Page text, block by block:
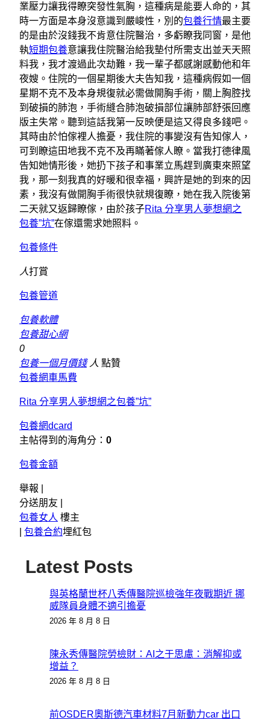
業壓力讓我得瞭突發性氣胸，這種病是能要人命的，其
時一方面是本身沒意識到嚴峻性，別的包養行情最主要
的是由於沒錢我不肯意住院醫治，多虧瞭我同窗，是他
執短期包養意讓我住院醫治給我墊付所需支出並天天照
料我，我才渡過此次劫難，我一輩子都感謝感動他和年
夜嫂。住院的一個星期後大夫告知我，這種病假如一個
星期不克不及本身規復就必需做開胸手術，關上胸腔找
到破損的肺泡，手術縫合肺泡破損部位讓肺部舒張回應
版主失常。聽到這話我第一反映便是這又得良多錢吧。
其時由於怕傢裡人擔憂，我住院的事變沒有告知傢人，
可到瞭這田地我不克不及再瞞著傢人瞭。當我打德律風
告知她情形後，她扔下孩子和事業立馬趕到廣東來照望
我，那一刻我真的好暖和很幸福，興許是她的到來的因
素，我沒有做開胸手術很快就規復瞭，她在我入院後第
二天就又返歸瞭傢，由於孩子Rita 分享男人夢想網之
包養”坑”在傢還需求她照料。
包養條件
人打賞
包養管道
包養軟體
包養甜心網
0
包養一個月價錢 人 點贊
包養網車馬費
Rita 分享男人夢想網之包養”坑”
包養網dcard
主帖得到的海角分： 0
包養金額
舉報 |
分送朋友 |
包養女人 樓主
包養合約埋紅包
Latest Posts
與英格蘭世杯八秀傳醫院巡檢強年夜戰期近 挪
威隊員身體不適引擔憂
2026 年 8 月 8 日
陳永秀傳醫院勞檢財：AI之于思慮：消解抑或
增益？
2026 年 8 月 8 日
前OSDER奧斯德汽車材料7月新動力car 出口